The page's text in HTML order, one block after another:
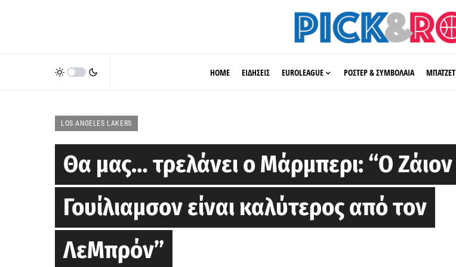
HOME ΕΙΔΗΣΕΙΣ EUROLEAGUE ΡΟΣΤΕΡ & ΣΥΜΒΟΛΑΙΑ ΜΠΑΤΖΕΤ
LOS ANGELES LAKERS
Θα μας… τρελάνει ο Μάρμπερι: “Ο Ζάιον
Γουίλιαμσον είναι καλύτερος από τον
ΛεΜπρόν”